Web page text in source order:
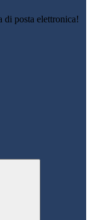
di posta elettronica!